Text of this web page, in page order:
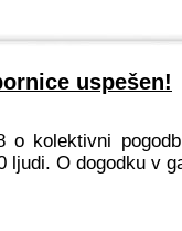
uspešen!
o kolektivni
ljudi. O dogodku v